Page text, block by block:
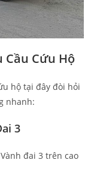
Cầu Cứu Hộ
hộ tại đây đòi hỏi
nhanh:
3
đai 3 trên cao